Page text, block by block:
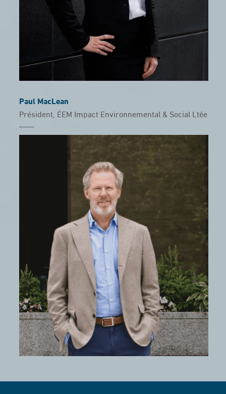
Paul MacLean
Président, ÉEM Impact Environnemental & Social Ltée